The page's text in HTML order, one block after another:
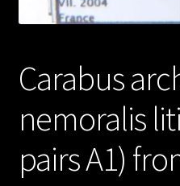
Carabus
nemoralis
pairs A1)